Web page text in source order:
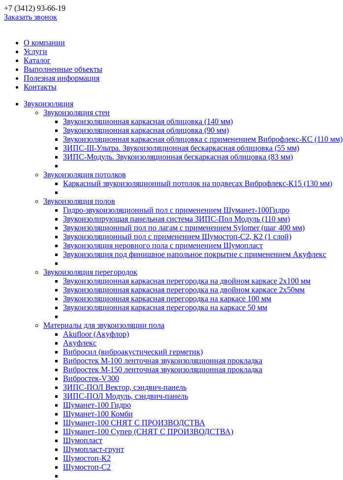
+7 (3412) 93-66-19
Заказать звонок
О компании
Услуги
Каталог
Выполненные объекты
Полезная информация
Контакты
Звукоизоляция
Звукоизоляция стен
Звукоизоляционная каркасная облицовка (140 мм)
Звукоизоляционная каркасная облицовка (90 мм)
Звукоизоляционная каркасная облицовка с применением Виброфлекс-КС (110 мм)
ЗИПС-III-Ультра. Звукоизоляционная бескаркасная облицовка (55 мм)
ЗИПС-Модуль. Звукоизоляционная бескаркасная облицовка (83 мм)
Звукоизоляция потолков
Каркасный звукоизоляционный потолок на подвесах Виброфлекс-К15 (130 мм)
Звукоизоляция полов
Гидро-звукоизоляционный пол с применением Шуманет-100Гидро
Звукоизолирующая панельная система ЗИПС-Пол Модуль (110 мм)
Звукоизоляционный пол по лагам с применением Sylomer (шаг 400 мм)
Звукоизоляционный пол с применением Шумостоп-С2, К2 (1 слой)
Звукоизоляция неровного пола с применением Шумопласт
Звукоизоляция под финишное напольное покрытие с применением Акуфлекс
Звукоизоляция перегородок
Звукоизоляционная каркасная перегородка на двойном каркасе 2х100 мм
Звукоизоляционная каркасная перегородка на двойном каркасе 2х50мм
Звукоизоляционная каркасная перегородка на каркасе 100 мм
Звукоизоляционная каркасная перегородка на каркасе 50 мм
Материалы для звукоизоляции пола
Akufloor (Акуфлор)
Акуфлекс
Вибросил (виброакустический герметик)
Вибростек М-100 ленточная звукоизоляционная прокладка
Вибростек М-150 ленточная звукоизоляционная прокладка
Вибростек-V300
ЗИПС-ПОЛ Вектор, сэндвич-панель
ЗИПС-ПОЛ Модуль, сэндвич-панель
Шуманет-100 Гидро
Шуманет-100 Комби
Шуманет-100 СНЯТ С ПРОИЗВОДСТВА
Шуманет-100 Супер (СНЯТ С ПРОИЗВОДСТВА)
Шумопласт
Шумопласт-грунт
Шумостоп-К2
Шумостоп-С2